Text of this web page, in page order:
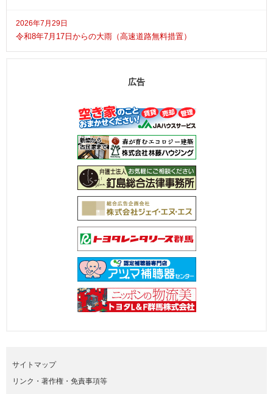
2026年7月29日
令和8年7月17日からの大雨（高速道路無料措置）
広告
サイトマップ
リンク・著作権・免責事項等